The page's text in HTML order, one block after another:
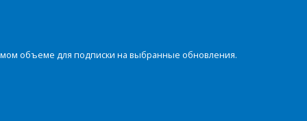
объеме для подписки на выбранные обновления.